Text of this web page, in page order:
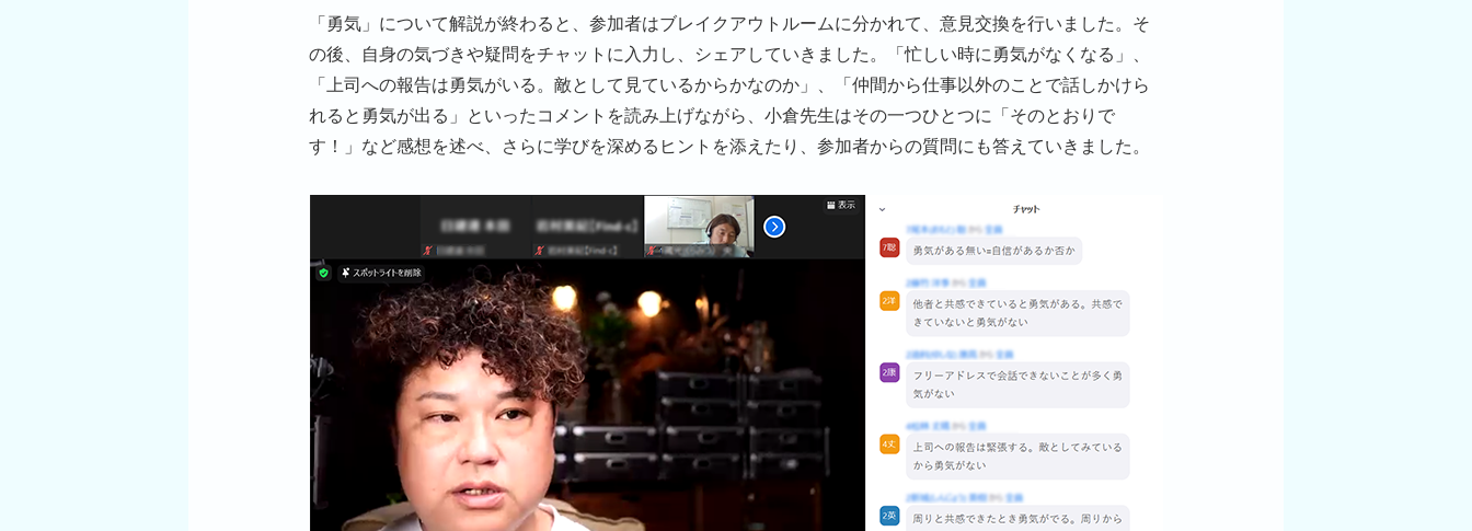
「勇気」について解説が終わると、参加者はブレイクアウトルームに分かれて、意見交換を行いました。そ
の後、自身の気づきや疑問をチャットに入力し、シェアしていきました。「忙しい時に勇気がなくなる」、
「上司への報告は勇気がいる。敵として見ているからかなのか」、「仲間から仕事以外のことで話しかけら
れると勇気が出る」といったコメントを読み上げながら、小倉先生はその一つひとつに「そのとおりで
す！」など感想を述べ、さらに学びを深めるヒントを添えたり、参加者からの質問にも答えていきました。